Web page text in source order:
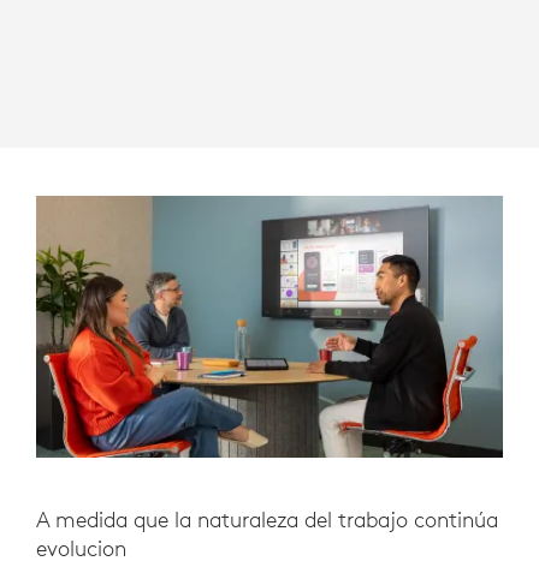
A medida que la naturaleza del trabajo continúa
evolucion